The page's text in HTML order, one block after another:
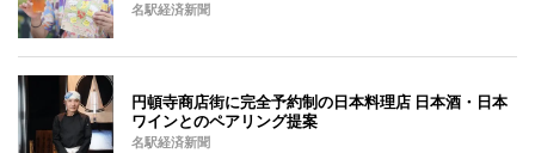
名駅経済新聞
円頓寺商店街に完全予約制の日本料理店 日本酒・日本
ワインとのペアリング提案
名駅経済新聞